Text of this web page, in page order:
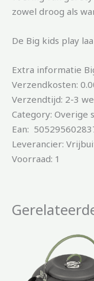
zowel droog als
De Big kids play
Extra informatie
Verzendkosten:
Verzendtijd: 2-3
Category: Overige
Ean:
Leverancier:
Voorraad: 1